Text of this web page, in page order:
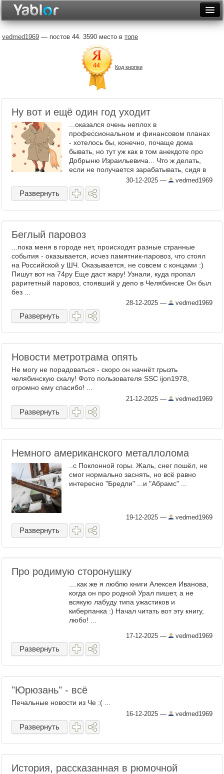
Неделя
Месяц
Рейтинги
Архив
Фототоп
Видеотоп
vedmed1969 — постов 44. 3590 место в топе
Код кнопки
Ну вот и ещё один год уходит
...оказался очень неплох в
профессиональном и финансовом планах
- хотелось бы, конечно, почаще дома
бывать, но тут уж как в том анекдоте про
Добрыню Израильевича... Что ж делать,
если не получается зарабатывать, сидя в
Че? Учиться, учиться и учиться :) [картинку
потырил отсюда ] ...
30-12-2025 — vedmed1969
Развернуть
Беглый паровоз
...пока меня в городе нет, происходят разные странные
события - оказывается, исчез памятник-паровоз, что стоял
на Российской у ШЧ. Оказывается, не совсем с концами :)
Пишут вот на 74ру Еще даст жару! Узнали, куда пропал
раритетный паровоз, стоявший у депо в Челябинске Он был
без ...
28-12-2025 — vedmed1969
Развернуть
Новости метротрама опять
Не могу не порадоваться - скоро он начнёт грызть
челябинскую скалу! Фото пользователя SSC ijon1978,
огромно ему спасибо! ...
21-12-2025 — vedmed1969
Развернуть
Немного американского металлолома
..с Поклонной горы. Жаль, снег пошёл, не
смог нормально заснять, но всё равно
интересно "Бредли" ...и "Абрамс" ...
19-12-2025 — vedmed1969
Развернуть
Про родимую сторонушку
....как же я люблю книги Алексея Иванова,
когда он про родной Урал пишет, а не
всякую лабуду типа ужастиков и
киберпанка :) Начал читать вот эту книгу,
любо! ...
17-12-2025 — vedmed1969
Развернуть
"Юрюзань" - всё
Печальные новости из Че :( ...
16-12-2025 — vedmed1969
Развернуть
История, рассказанная в рюмочной